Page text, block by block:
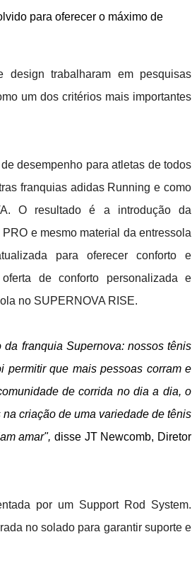
para oferecer o máximo de
trabalharam em pesquisas
um dos critérios mais importantes
desempenho para atletas de todos
franquias adidas Running e como
O resultado é a introdução da
e mesmo material da entressola
para oferecer conforto e
de conforto personalizada e
no SUPERNOVA RISE.
franquia Supernova: nossos tênis
permitir que mais pessoas corram e
de corrida no dia a dia, o
criação de uma variedade de tênis
amar", disse JT Newcomb, Diretor
por um Support Rod System.
no solado para garantir suporte e